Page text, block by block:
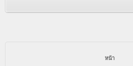
หน้า